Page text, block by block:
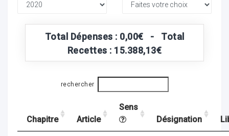
Total Dépenses : 0,00€ - Total
Recettes : 15.388,13€
rechercher
Chapitre Article
Sens
Désignation